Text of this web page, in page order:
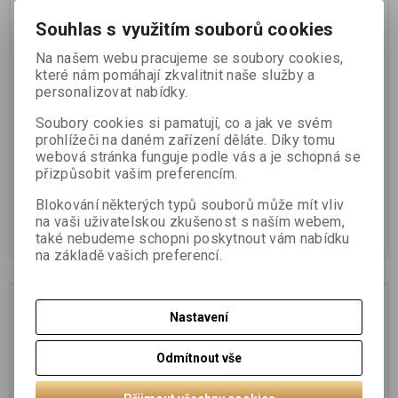
Brit Care Dog Mini
Rabbit&Salmon fillets in
gravy 85g
29 Kč
Koupit
Brit Care Dog Mini
Salmon&Herring steril
fillets 85g
29 Kč
Koupit
Souhlas s využitím souborů cookies
Na našem webu pracujeme se soubory cookies,
které nám pomáhají zkvalitnit naše služby a
personalizovat nabídky.
Soubory cookies si pamatují, co a jak ve svém
prohlížeči na daném zařízení děláte. Díky tomu
webová stránka funguje podle vás a je schopná se
přizpůsobit vašim preferencím.
Blokování některých typů souborů může mít vliv
na vaši uživatelskou zkušenost s naším webem,
také nebudeme schopni poskytnout vám nabídku
na základě vašich preferencí.
Nastavení
Odmítnout vše